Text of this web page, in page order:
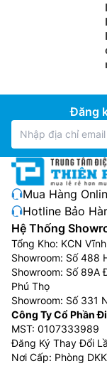
Đăng
Mua Hàng
Hotline Bảo
Hệ Thống
Tổng Kho: KCN
Showroom: Số 488
Showroom: Số 89A
Phú Thọ
Showroom: Số 331
Công Ty Cổ Phần
MST: 0107333989
Đăng Ký Thay Đổi
Nơi Cấp: Phòng